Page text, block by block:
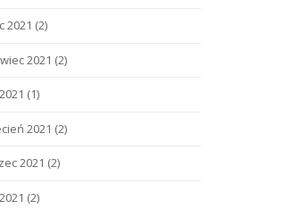
2021 (2)
2021 (2)
(1)
2021 (2)
2021 (2)
(2)